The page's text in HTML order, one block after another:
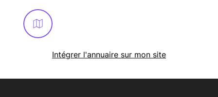
Intégrer l'annuaire sur mon site